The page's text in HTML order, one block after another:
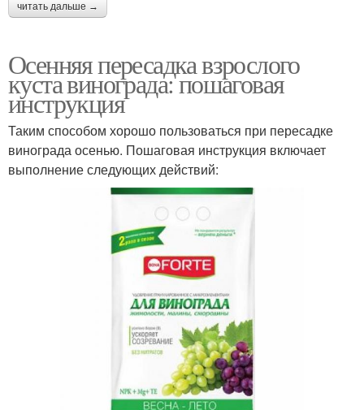
читать дальше →
Осенняя пересадка взрослого
куста винограда: пошаговая
инструкция
Таким способом хорошо пользоваться при пересадке
винограда осенью. Пошаговая инструкция включает
выполнение следующих действий: